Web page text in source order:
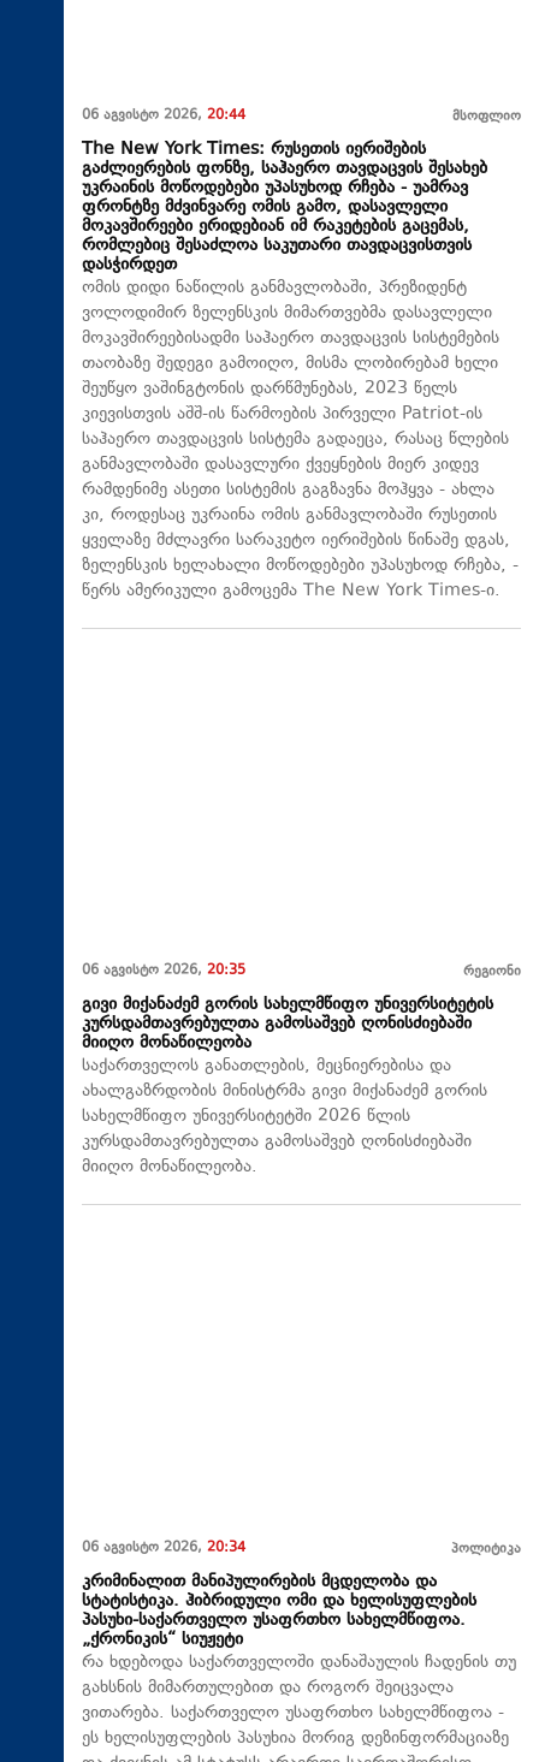
06 აგვისტო 2026, 20:44 მსოფლიო
The New York Times: რუსეთის იერიშების
გაძლიერების ფონზე, საჰაერო თავდაცვის შესახებ
უკრაინის მოწოდებები უპასუხოდ რჩება - უამრავ
ფრონტზე მძვინვარე ომის გამო, დასავლელი
მოკავშირეები ერიდებიან იმ რაკეტების გაცემას,
რომლებიც შესაძლოა საკუთარი თავდაცვისთვის
დასჭირდეთ
ომის დიდი ნაწილის განმავლობაში, პრეზიდენტ
ვოლოდიმირ ზელენსკის მიმართვებმა დასავლელი
მოკავშირეებისადმი საჰაერო თავდაცვის სისტემების
თაობაზე შედეგი გამოიღო, მისმა ლობირებამ ხელი
შეუწყო ვაშინგტონის დარწმუნებას, 2023 წელს
კიევისთვის აშშ-ის წარმოების პირველი Patriot-ის
საჰაერო თავდაცვის სისტემა გადაეცა, რასაც წლების
განმავლობაში დასავლური ქვეყნების მიერ კიდევ
რამდენიმე ასეთი სისტემის გაგზავნა მოჰყვა - ახლა
კი, როდესაც უკრაინა ომის განმავლობაში რუსეთის
ყველაზე მძლავრი სარაკეტო იერიშების წინაშე დგას,
ზელენსკის ხელახალი მოწოდებები უპასუხოდ რჩება, -
წერს ამერიკული გამოცემა The New York Times-ი.
06 აგვისტო 2026, 20:35 რეგიონი
გივი მიქანაძემ გორის სახელმწიფო უნივერსიტეტის
კურსდამთავრებულთა გამოსაშვებ ღონისძიებაში
მიიღო მონაწილეობა
საქართველოს განათლების, მეცნიერებისა და
ახალგაზრდობის მინისტრმა გივი მიქანაძემ გორის
სახელმწიფო უნივერსიტეტში 2026 წლის
კურსდამთავრებულთა გამოსაშვებ ღონისძიებაში
მიიღო მონაწილეობა.
06 აგვისტო 2026, 20:34 პოლიტიკა
კრიმინალით მანიპულირების მცდელობა და
სტატისტიკა. ჰიბრიდული ომი და ხელისუფლების
პასუხი-საქართველო უსაფრთხო სახელმწიფოა.
„ქრონიკის“ სიუჟეტი
რა ხდებოდა საქართველოში დანაშაულის ჩადენის თუ
გახსნის მიმართულებით და როგორ შეიცვალა
ვითარება. საქართველო უსაფრთხო სახელმწიფოა -
ეს ხელისუფლების პასუხია მორიგ დეზინფორმაციაზე